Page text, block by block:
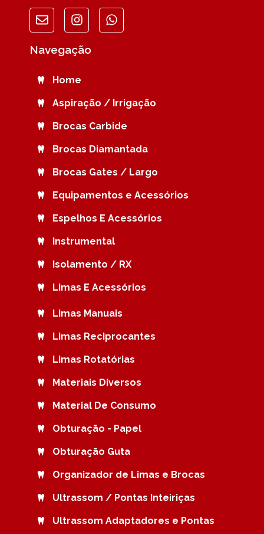
Navegação
Home
Aspiração / Irrigação
Brocas Carbide
Brocas Diamantada
Brocas Gates / Largo
Equipamentos e Acessórios
Espelhos E Acessórios
Instrumental
Isolamento / RX
Limas E Acessórios
Limas Manuais
Limas Reciprocantes
Limas Rotatórias
Materiais Diversos
Material De Consumo
Obturação - Papel
Obturação Guta
Organizador de Limas e Brocas
Ultrassom / Pontas Inteiriças
Ultrassom Adaptadores e Pontas